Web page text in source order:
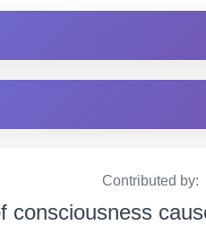
Contributed by:
consciousness